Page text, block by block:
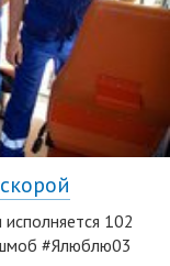
102
#Ялюблю03